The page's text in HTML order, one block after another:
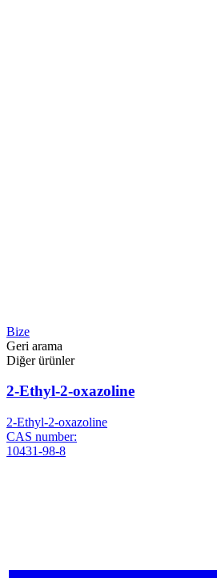
Bize
Geri arama
Diğer ürünler
2-Ethyl-2-oxazoline
2-Ethyl-2-oxazoline
CAS number:
10431-98-8